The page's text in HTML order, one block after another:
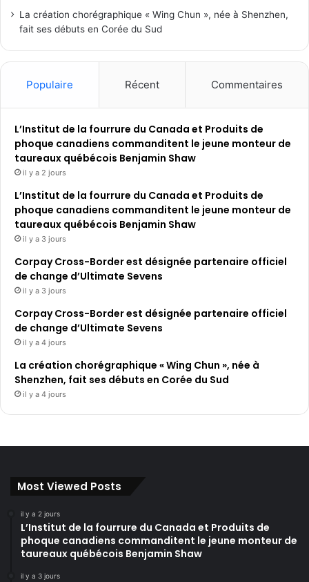
La création chorégraphique « Wing Chun », née à Shenzhen,
fait ses débuts en Corée du Sud
Populaire Récent Commentaires
L’Institut de la fourrure du Canada et Produits de
phoque canadiens commanditent le jeune monteur de
taureaux québécois Benjamin Shaw
il y a 2 jours
L’Institut de la fourrure du Canada et Produits de
phoque canadiens commanditent le jeune monteur de
taureaux québécois Benjamin Shaw
il y a 3 jours
Corpay Cross-Border est désignée partenaire officiel
de change d’Ultimate Sevens
il y a 3 jours
Corpay Cross-Border est désignée partenaire officiel
de change d’Ultimate Sevens
il y a 4 jours
La création chorégraphique « Wing Chun », née à
Shenzhen, fait ses débuts en Corée du Sud
il y a 4 jours
Most Viewed Posts
il y a 2 jours
L’Institut de la fourrure du Canada et Produits de
phoque canadiens commanditent le jeune monteur de
taureaux québécois Benjamin Shaw
il y a 3 jours